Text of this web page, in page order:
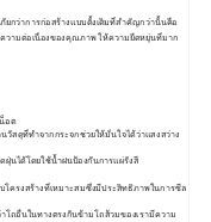
ยกว่าการก่อสร้างแบบดั้งเดิมที่สำคัญกว่านั้นคือ
วามต่อเนื่องของคุณภาพ ให้ความยืดหยุ่นที่มาก
อต
สดุที่ทำจากกระจกช่วยให้มั่นใจได้ว่าแสงสว่าง
นได้โดยใช้น้ำฝนป้องกันการแผ่รังสี
โครงสร้างที่เหมาะสมซึ่งมีประสิทธิภาพในการซีล
ถอื่นในทางตรงกันข้ามโถส้วมของเรามีความ